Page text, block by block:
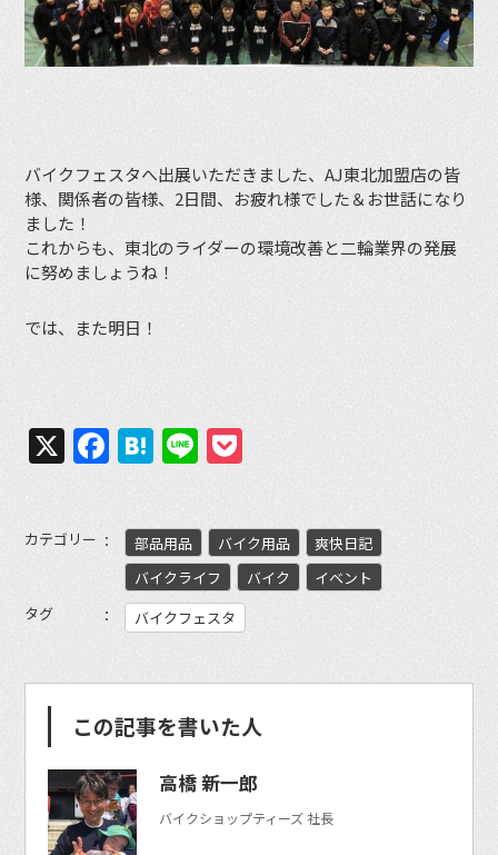
バイクフェスタへ出展いただきました、AJ東北加盟店の皆
様、関係者の皆様、2日間、お疲れ様でした＆お世話になり
ました！
これからも、東北のライダーの環境改善と二輪業界の発展
に努めましょうね！
では、また明日！
X Facebook
Hatena
Line
カテゴリー 部品用品 バイク用品
爽快日記
バイクライフ
バイク
イベント
タグ
バイクフェスタ
この記事を書いた人
高橋 新一郎
バイクショップティーズ 社長